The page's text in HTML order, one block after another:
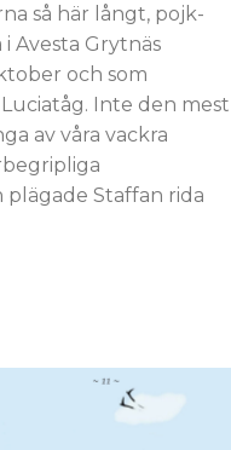
så här långt, pojk-
Avesta Grytnäs
och som
Inte den mest
av våra vackra
plägade Staffan rida